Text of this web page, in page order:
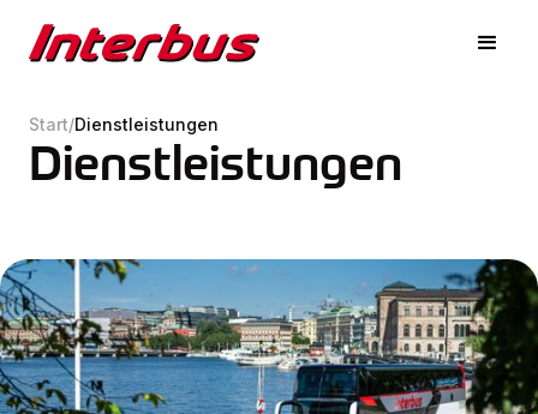
Start/Dienstleistungen
Dienstleistungen